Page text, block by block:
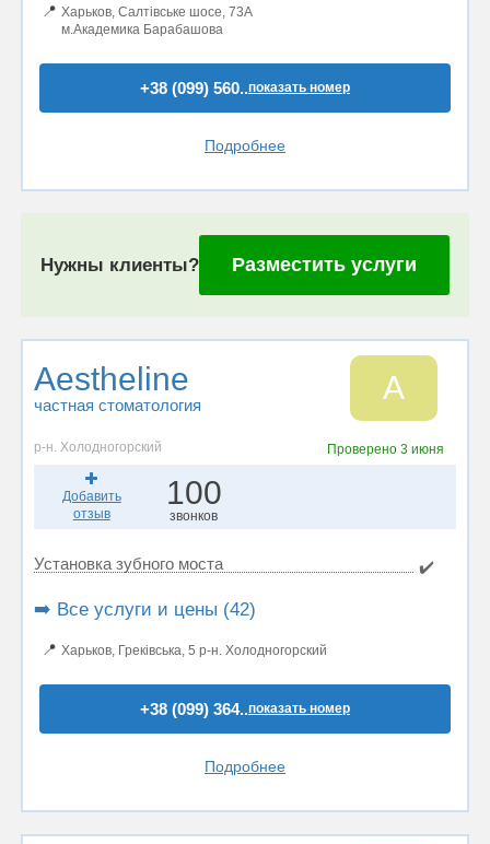
📍 Харьков, Салтівське шосе, 73А
м.Академика Барабашова
+38 (099) 560..показать номер
Подробнее
Нужны клиенты? Разместить услуги
Aestheline
частная стоматология A
р-н. Холодногорский Проверено3 июня
Добавить
отзыв
100
звонков
Установка зубного моста ✔️
➡️ Все услуги и цены (42)
📍 Харьков, Греківська, 5 р-н. Холодногорский
+38 (099) 364..показать номер
Подробнее